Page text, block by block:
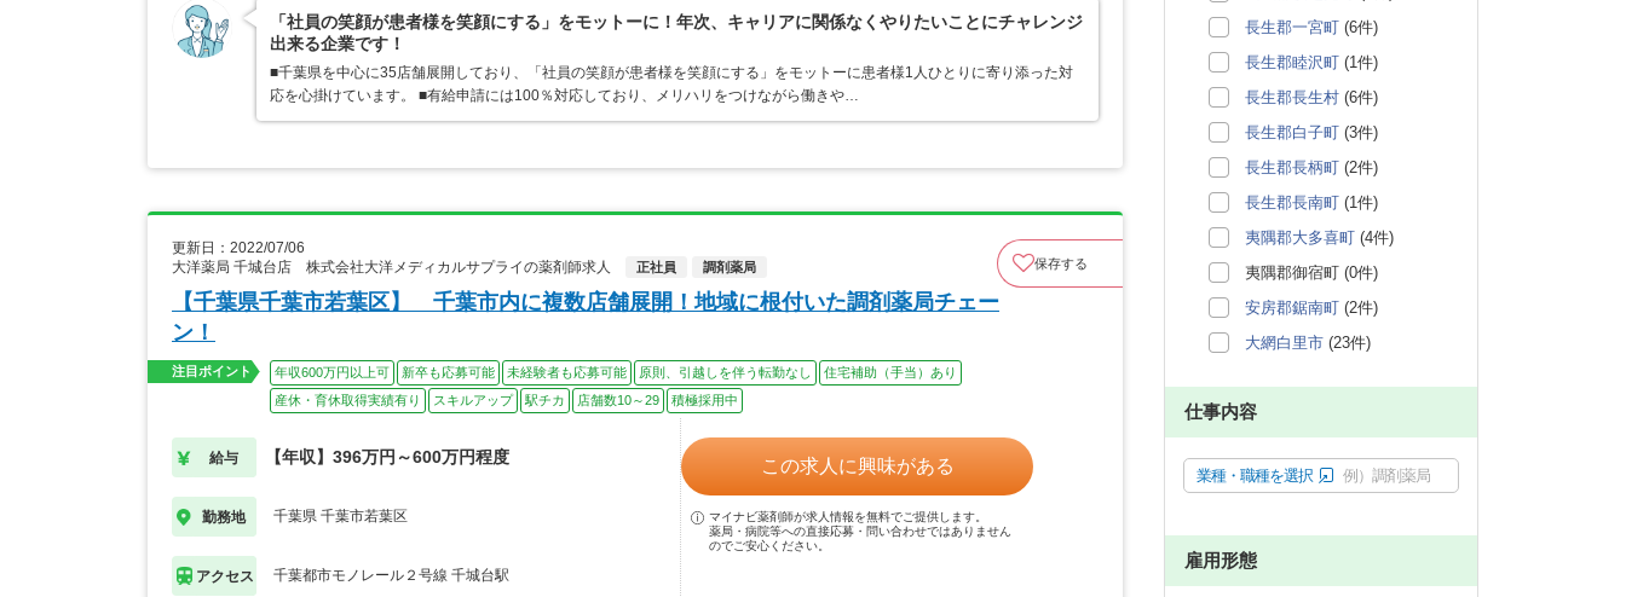
「社員の笑顔が患者様を笑顔にする」をモットーに！年次、キャリアに関係なくやりたいことにチャレンジ
出来る企業です！
■千葉県を中心に35店舗展開しており、「社員の笑顔が患者様を笑顔にする」をモットーに患者様1人ひとりに寄り添った対
応を心掛けています。 ■有給申請には100％対応しており、メリハリをつけながら働きや…
更新日：2022/07/06
大洋薬局 千城台店 株式会社大洋メディカルサプライの薬剤師求人
正社員 調剤薬局 保存する
【千葉県千葉市若葉区】 千葉市内に複数店舗展開！地域に根付いた調剤薬局チェー
ン！
注目ポイント 年収600万円以上可 新卒も応募可能 未経験者も応募可能 原則、引越しを伴う転勤なし
住宅補助（手当）あり
産休・育休取得実績有り
スキルアップ 駅チカ 店舗数10～29 積極採用中
給与 【年収】396万円～600万円程度
勤務地 千葉県 千葉市若葉区
アクセス 千葉都市モノレール２号線 千城台駅
この求人に興味がある
マイナビ薬剤師が求人情報を無料でご提供します。
薬局・病院等への直接応募・問い合わせではありません
のでご安心ください。
長生郡一宮町 (6件)
長生郡睦沢町 (1件)
長生郡長生村 (6件)
長生郡白子町 (3件)
長生郡長柄町 (2件)
長生郡長南町 (1件)
夷隅郡大多喜町 (4件)
夷隅郡御宿町 (0件)
安房郡鋸南町 (2件)
大網白里市 (23件)
仕事内容
業種・職種を選択 例）調剤薬局
雇用形態